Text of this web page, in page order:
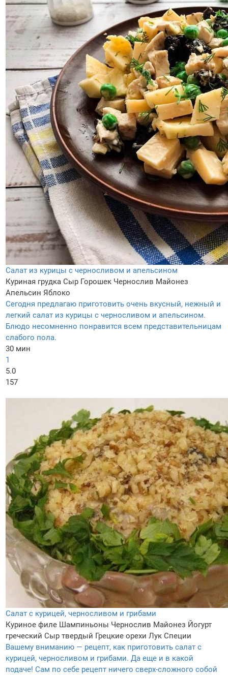
Салат из курицы с черносливом и апельсином
Куриная грудка Сыр Горошек Чернослив Майонез
Апельсин Яблоко
Сегодня предлагаю приготовить очень вкусный, нежный и
легкий салат из курицы с черносливом и апельсином.
Блюдо несомненно понравится всем представительницам
слабого пола.
30 мин
1
5.0
157
Салат с курицей, черносливом и грибами
Куриное филе Шампиньоны Чернослив Майонез Йогурт
греческий Сыр твердый Грецкие орехи Лук Специи
Вашему вниманию — рецепт, как приготовить салат с
курицей, черносливом и грибами. Да еще и в какой
подаче! Сам по себе рецепт ничего сверх-сложного собой